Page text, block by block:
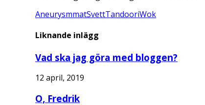
AneurysmmatSvettTandooriWok
Liknande inlägg
Vad ska jag göra med bloggen?
12 april, 2019
O, Fredrik